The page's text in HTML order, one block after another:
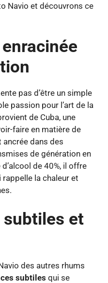
Navio et découvrons ce
pas d’être un simple
passion pour l’art de la
de Cuba, une
faire en matière de
dans des
de génération en
de 40%, il offre
la chaleur et
subtiles et
des autres rhums
subtiles qui se